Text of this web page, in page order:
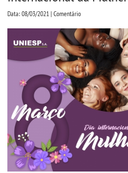
PROUNI
CURSOS
BACHARELADOS
LICENCIATURAS
TECNOLÓGICOS
Data: 08/03/2021 | Comentário